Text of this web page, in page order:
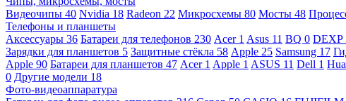
Видеочипы 40 Nvidia 18 Radeon 22 Микросхемы 80 Мосты 48
Телефоны и планшеты
Аксессуары 36 Батареи для телефонов 230 Acer 1 Asus 11 BQ 0 DEXP
Зарядки для планшетов 5 Защитные стёкла 58 Apple 25 Samsung 17
Apple 90 Батареи для планшетов 47 Acer 1 Apple 1 ASUS 11 Dell 1
0 Другие модели 18
Фото-видеоаппаратура